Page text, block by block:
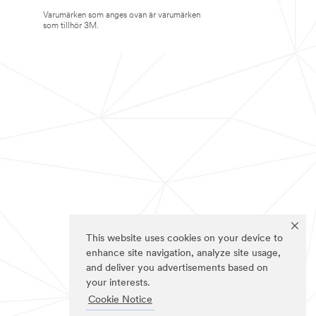
This website uses cookies on your device to
enhance site navigation, analyze site usage,
and deliver you advertisements based on
your interests.
Cookie Notice
Varumärken som anges ovan är varumärken
som tillhör 3M.